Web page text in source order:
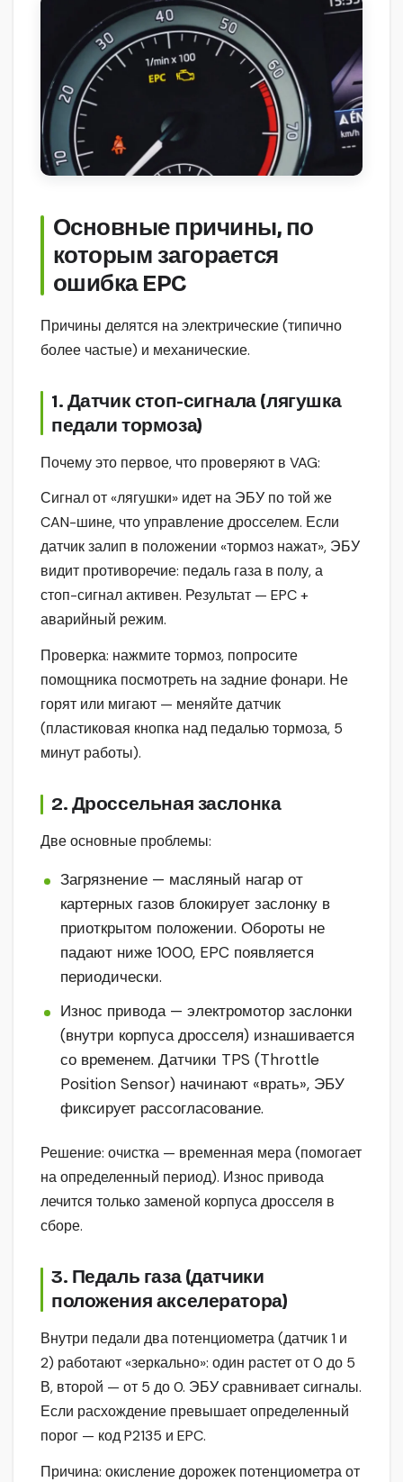
Основные причины, по
которым загорается
ошибка EPC
Причины делятся на электрические (типично
более частые) и механические.
1. Датчик стоп-сигнала (лягушка
педали тормоза)
Почему это первое, что проверяют в VAG:
Сигнал от «лягушки» идет на ЭБУ по той же
CAN-шине, что управление дросселем. Если
датчик залип в положении «тормоз нажат», ЭБУ
видит противоречие: педаль газа в полу, а
стоп-сигнал активен. Результат — EPC +
аварийный режим.
Проверка: нажмите тормоз, попросите
помощника посмотреть на задние фонари. Не
горят или мигают — меняйте датчик
(пластиковая кнопка над педалью тормоза, 5
минут работы).
2. Дроссельная заслонка
Две основные проблемы:
Загрязнение — масляный нагар от
картерных газов блокирует заслонку в
приоткрытом положении. Обороты не
падают ниже 1000, EPC появляется
периодически.
Износ привода — электромотор заслонки
(внутри корпуса дросселя) изнашивается
со временем. Датчики TPS (Throttle
Position Sensor) начинают «врать», ЭБУ
фиксирует рассогласование.
Решение: очистка — временная мера (помогает
на определенный период). Износ привода
лечится только заменой корпуса дросселя в
сборе.
3. Педаль газа (датчики
положения акселератора)
Внутри педали два потенциометра (датчик 1 и
2) работают «зеркально»: один растет от 0 до 5
В, второй — от 5 до 0. ЭБУ сравнивает сигналы.
Если расхождение превышает определенный
порог — код P2135 и EPC.
Причина: окисление дорожек потенциометра от